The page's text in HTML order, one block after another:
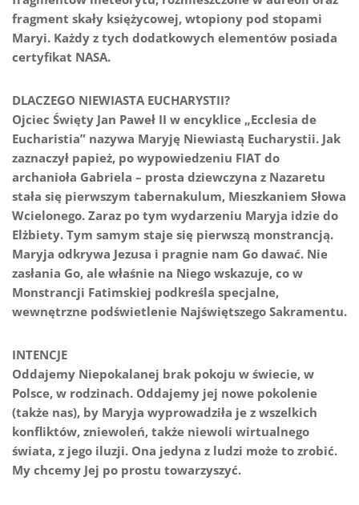
fragment skały księżycowej, wtopiony pod stopami
Maryi. Każdy z tych dodatkowych elementów posiada
certyfikat NASA.
DLACZEGO NIEWIASTA EUCHARYSTII?
Ojciec Święty Jan Paweł II w encyklice „Ecclesia de
Eucharistia” nazywa Maryję Niewiastą Eucharystii. Jak
zaznaczył papież, po wypowiedzeniu FIAT do
archanioła Gabriela – prosta dziewczyna z Nazaretu
stała się pierwszym tabernakulum, Mieszkaniem Słowa
Wcielonego. Zaraz po tym wydarzeniu Maryja idzie do
Elżbiety. Tym samym staje się pierwszą monstrancją.
Maryja odkrywa Jezusa i pragnie nam Go dawać. Nie
zasłania Go, ale właśnie na Niego wskazuje, co w
Monstrancji Fatimskiej podkreśla specjalne,
wewnętrzne podświetlenie Najświętszego Sakramentu.
INTENCJE
Oddajemy Niepokalanej brak pokoju w świecie, w
Polsce, w rodzinach. Oddajemy jej nowe pokolenie
(także nas), by Maryja wyprowadziła je z wszelkich
konfliktów, zniewoleń, także niewoli wirtualnego
świata, z jego iluzji. Ona jedyna z ludzi może to zrobić.
My chcemy Jej po prostu towarzyszyć.